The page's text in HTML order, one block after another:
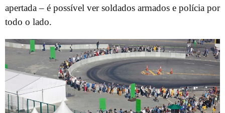
apertada – é possível ver soldados armados e polícia por
todo o lado.